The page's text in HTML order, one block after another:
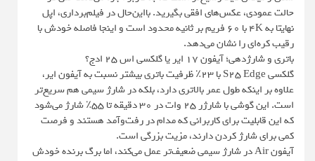
حالت عمودی، عکس‌های افقی بگیرید. بااین‌حال در فیلم‌برداری، اپل
نهایتا به ۴K با ۶۰ فریم بر ثانیه محدود است و اینجا فاصله خودش با
رقیب کره‌ای را نشان می‌دهد.
باتری و شارژدهی؛ آیفون ۱۷ ایر یا گلکسی اس ۲۵ ادج؟
گلکسی S25 Edge با ۲۳٪ ظرفیت باتری بیشتر نسبت به آیفون ایر،
علاوه بر اینکه طول عمر بالاتری دارد، بلکه در شارژ سیمی هم سریع‌تر
است. این گوشی با شارژر ۲۵ وات در ۳۰ دقیقه تا ۵۵٪ شارژ می‌شود
که این قابلیت برای کاربرانی که مدام در رفت‌وآمد هستند و فرصت
کمی برای شارژ کردن دارند، مزیت بزرگی است.
آیفون Air در شارژ سیمی ضعیف‌تر عمل می‌کند، اما برگ برنده خودش